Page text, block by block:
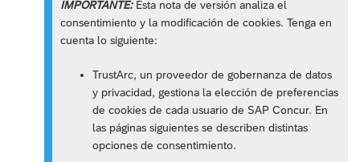
IMPORTANTE: Esta nota de versión analiza el
consentimiento y la modificación de cookies. Tenga en
cuenta lo siguiente:
TrustArc, un proveedor de gobernanza de datos
y privacidad, gestiona la elección de preferencias
de cookies de cada usuario de SAP Concur. En
las páginas siguientes se describen distintas
opciones de consentimiento.